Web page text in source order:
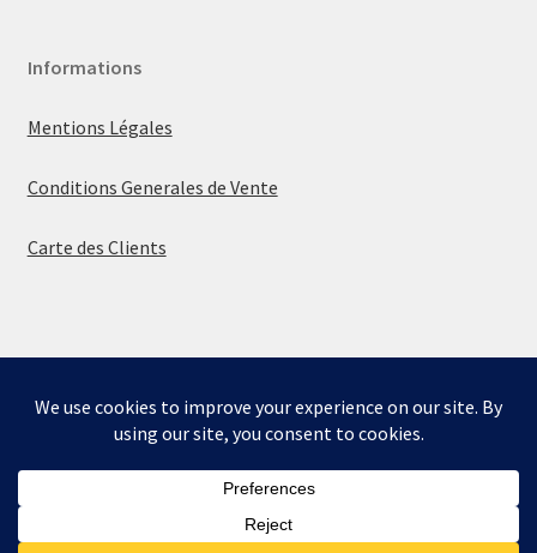
Bienvenue sur la boutique de Mumbly - Cartes de
Informations
Mentions Légales
Conditions Generales de Vente
Carte des Clients
© La boutique de Mumbly 2026
Built with WooCommerce.